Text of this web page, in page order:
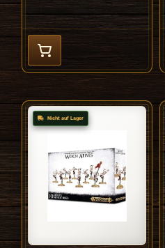
Nicht auf Lager